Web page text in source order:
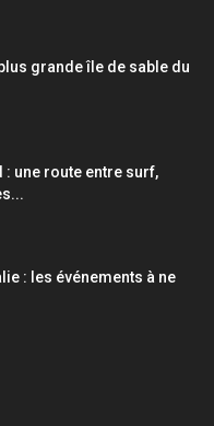
grande île de sable du
: une route entre surf,
: les événements à ne